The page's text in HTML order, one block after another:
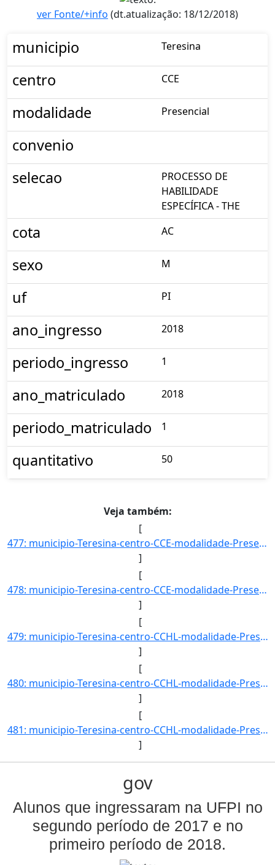
ver Fonte/+info (dt.atualização: 18/12/2018)
municipio Teresina
centro CCE
modalidade Presencial
convenio
selecao
PROCESSO DE
HABILIDADE
ESPECÍFICA - THE
cota AC
sexo M
uf PI
ano_ingresso 2018
periodo_ingresso 1
ano_matriculado 2018
periodo_matriculado 1
quantitativo 50
Veja também:
[
477: municipio-Teresina-centro-CCE-modalidade-Presencial-convenio--selecao-SISU-cota-AC-sexo-F-uf-PI-ano_]
]
[
478: municipio-Teresina-centro-CCE-modalidade-Presencial-convenio--selecao-SISU-cota-AC-sexo-M-uf-PI-ano_]
]
[
479: municipio-Teresina-centro-CCHL-modalidade-Presencial-convenio--selecao-SISU_COTA-cota-AA-1-sexo-F-uf]
]
[
480: municipio-Teresina-centro-CCHL-modalidade-Presencial-convenio--selecao-SISU_COTA-cota-AA-1-sexo-M-uf]
]
[
481: municipio-Teresina-centro-CCHL-modalidade-Presencial-convenio--selecao-SISU_COTA-cota-AA-2-sexo-F-uf]
]
gov
Alunos que ingressaram na UFPI no
segundo período de 2017 e no
primeiro período de 2018.